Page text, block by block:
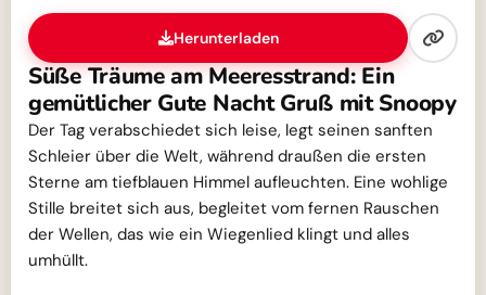
Herunterladen
Süße Träume am Meeresstrand: Ein
gemütlicher Gute Nacht Gruß mit Snoopy
Der Tag verabschiedet sich leise, legt seinen sanften
Schleier über die Welt, während draußen die ersten
Sterne am tiefblauen Himmel aufleuchten. Eine wohlige
Stille breitet sich aus, begleitet vom fernen Rauschen
der Wellen, das wie ein Wiegenlied klingt und alles
umhüllt.